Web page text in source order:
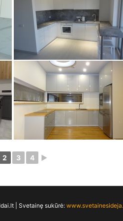
2 3 4 ►
| Svetainę sukūrė: